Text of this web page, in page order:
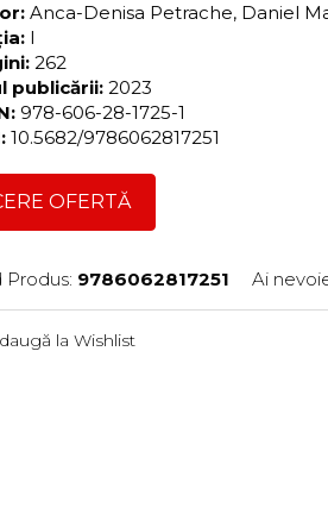
Anca-Denisa Petrache, Daniel
I
262
publicării: 2023
978-606-28-1725-1
10.5682/9786062817251
OFERTĂ
Produs: 9786062817251 Ai
la Wishlist